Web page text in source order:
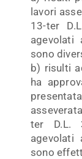
lavori
13-ter
sono
b) risulti
ha
ter D.L.
sono